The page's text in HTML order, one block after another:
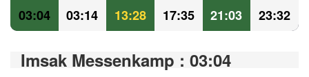
03:04 03:14 13:28 17:35 21:03 23:32
Imsak Messenkamp : 03:04